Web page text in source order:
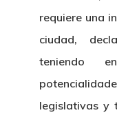
requiere una
ciudad,
teniendo
legislativas y